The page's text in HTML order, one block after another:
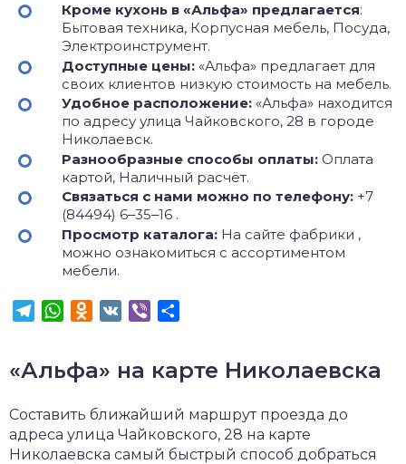
Кроме кухонь в «Альфа» предлагается:
Бытовая техника, Корпусная мебель, Посуда,
Электроинструмент.
Доступные цены: «Альфа» предлагает для
своих клиентов низкую стоимость на мебель.
Удобное расположение: «Альфа» находится
по адресу улица Чайковского, 28 в городе
Николаевск.
Разнообразные способы оплаты: Оплата
картой, Наличный расчёт.
Связаться с нами можно по телефону: +7
(84494) 6‒35‒16 .
Просмотр каталога: На сайте фабрики ,
можно ознакомиться с ассортиментом
мебели.
TelegramWhatsApp
Odnoklassniki
VK Viber
«Альфа» на карте Николаевска
Составить ближайший маршрут проезда до
адреса улица Чайковского, 28 на карте
Николаевска самый быстрый способ добраться